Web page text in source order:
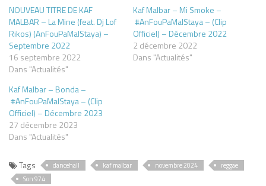
NOUVEAU TITRE DE KAF
MALBAR – La Mine (feat. Dj Lof
Rikos) (AnFouPaMalStaya) –
Septembre 2022
16 septembre 2022
Dans "Actualités"
Kaf Malbar – Mi Smoke –
#AnFouPaMalStaya – (Clip
Officiel) – Décembre 2022
2 décembre 2022
Dans "Actualités"
Kaf Malbar – Bonda –
#AnFouPaMalStaya – (Clip
Officiel) – Décembre 2023
27 décembre 2023
Dans "Actualités"
Tags dancehall kaf malbar novembre 2024
reggae
Son 974